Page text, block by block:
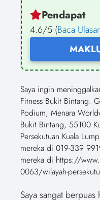
Pendapat
4.6/5 (Baca
Saya ingin
Fitness Bukit Bintang.
Podium, Menara
Bukit Bintang, 55100
Persekutuan Kuala
mereka di 019-339
mereka di https://
0063/wilayah-
Saya sangat